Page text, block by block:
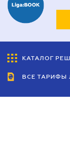
КАТАЛОГ
ВСЕ ТАРИФЫ